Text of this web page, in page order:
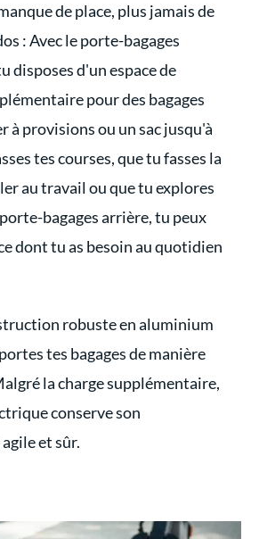
de place, plus jamais de
: Avec le porte-bagages
disposes d'un espace de
pour des bagages
à provisions ou un sac jusqu'à
tes courses, que tu fasses la
au travail ou que tu explores
bagages arrière, tu peux
dont tu as besoin au quotidien
robuste en aluminium
tes bagages de manière
la charge supplémentaire,
conserve son
et sûr.